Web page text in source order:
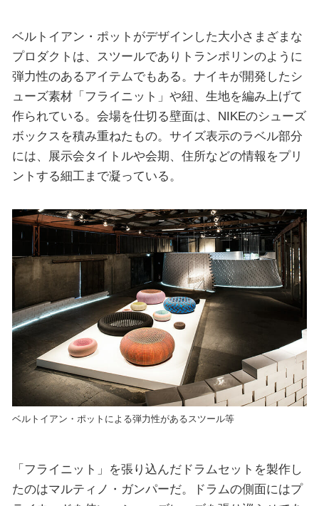
ベルトイアン・ポットがデザインした大小さまざまな
プロダクトは、スツールでありトランポリンのように
弾力性のあるアイテムでもある。ナイキが開発したシ
ューズ素材「フライニット」や紐、生地を編み上げて
作られている。会場を仕切る壁面は、NIKEのシューズ
ボックスを積み重ねたもの。サイズ表示のラベル部分
には、展示会タイトルや会期、住所などの情報をプリ
ントする細工まで凝っている。
ベルトイアン・ポットによる弾力性があるスツール等
「フライニット」を張り込んだドラムセットを製作し
たのはマルティノ・ガンパーだ。ドラムの側面にはプ